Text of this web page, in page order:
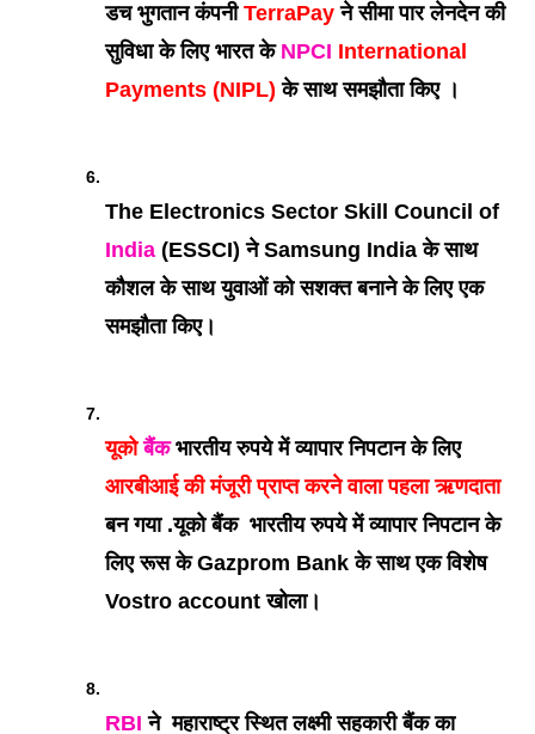
डच भुगतान कंपनी TerraPay ने सीमा पार लेनदेन की
सुविधा के लिए भारत के NPCI International
Payments (NIPL) के साथ समझौता किए ।
India (ESSCI) ने Samsung India के साथ
कौशल के साथ युवाओं को सशक्त बनाने के लिए एक
समझौता किए।
यूको बैंक
भारतीय रुपये में व्यापार निपटान के लिए
आरबीआई की मंजूरी प्राप्त करने वाला पहला ऋणदाता
बन गया .यूको बैंक  भारतीय रुपये में व्यापार निपटान के
लिए रूस के Gazprom Bank के साथ एक विशेष
Vostro account खोला।
RBI ने  महाराष्ट्र स्थित लक्ष्मी सहकारी बैंक का